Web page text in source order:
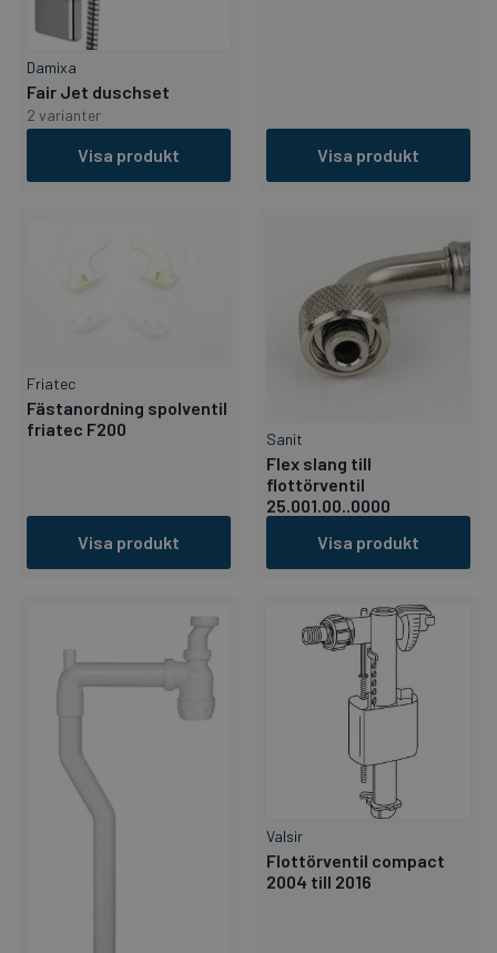
Damixa
Fair Jet duschset
2 varianter
Visa produkt Visa produkt
Friatec
Fästanordning spolventil
friatec F200
Visa produkt
Sanit
Flex slang till
flottörventil
25.001.00..0000
Visa produkt
Valsir
Flottörventil compact
2004 till 2016